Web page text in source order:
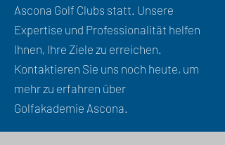
Ascona Golf Clubs statt. Unsere
Expertise und Professionalität helfen
Ihnen, Ihre Ziele zu erreichen.
Kontaktieren Sie uns noch heute, um
mehr zu erfahren über
Golfakademie Ascona.